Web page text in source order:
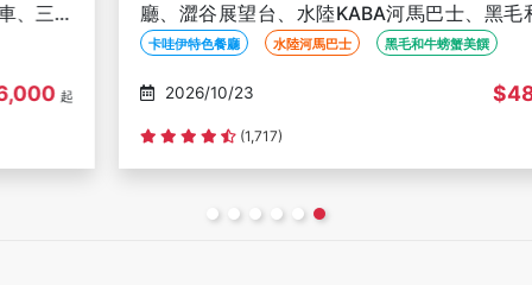
廳、澀谷展望台、水陸KABA河馬巴士、黑毛和牛螃蟹
美饌、季節採果水陸河馬巴士 黑毛和牛螃蟹美饌
2026/10/23 起
(1,717)